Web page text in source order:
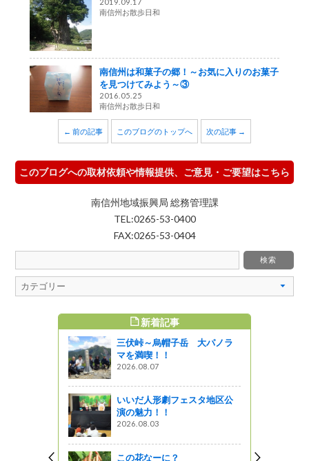
南信州お散歩日和
南信州は和菓子の郷！～お気に入りのお菓子
を見つけてみよう～③
2016.05.25
南信州お散歩日和
← 前の記事 このブログのトップへ 次の記事 →
このブログへの取材依頼や情報提供、ご意見・ご要望はこちら
南信州地域振興局 総務管理課
TEL:0265-53-0400
FAX:0265-53-0404
新着記事
三伏峠～烏帽子岳 大パノラ
マを満喫！！
2026.08.07
いいだ人形劇フェスタ地区公
演の魅力！！
2026.08.03
この花なーに？